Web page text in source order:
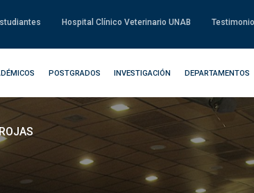
Hospital Clínico Veterinario UNAB
POSTGRADOS INVESTIGACIÓN DEPARTAMENTOS